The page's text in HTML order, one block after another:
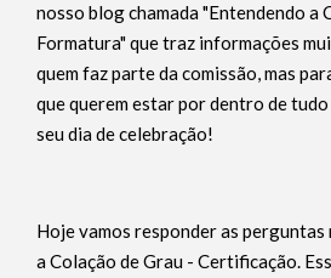
nosso blog chamada "Entendendo a
Formatura" que traz informações
quem faz parte da comissão, mas
que querem estar por dentro de
seu dia de celebração!
Hoje vamos responder as
a Colação de Grau - Certificação.